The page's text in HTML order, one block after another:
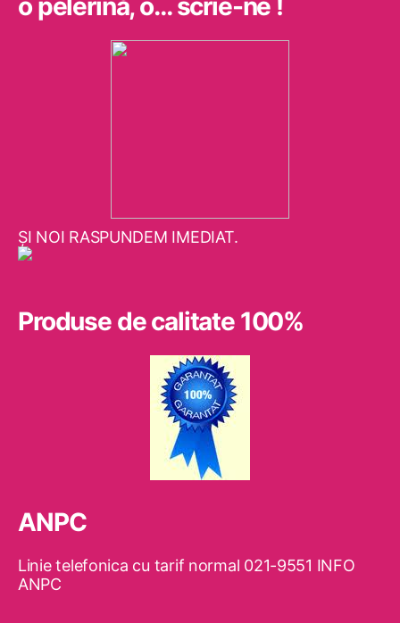
ŞI NOI RASPUNDEM IMEDIAT.
Produse de calitate 100%
ANPC
Linie telefonica cu tarif normal 021-9551 INFO
ANPC